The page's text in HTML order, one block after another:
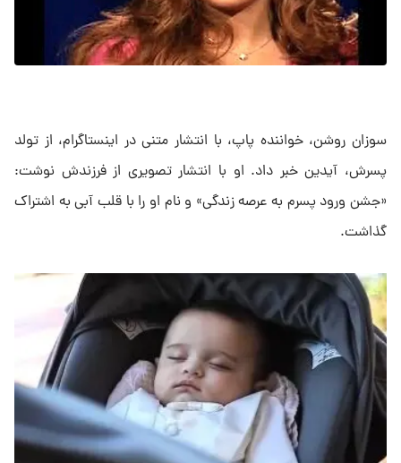
سوزان روشن، خواننده پاپ، با انتشار متنی در اینستاگرام، از تولد
پسرش، آیدین خبر داد. او با انتشار تصویری از فرزندش نوشت:
«جشن ورود پسرم به عرصه زندگی» و نام او را با قلب آبی به اشتراک
گذاشت.